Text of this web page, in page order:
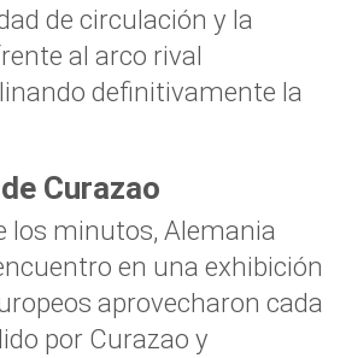
de circulación y la
al arco rival
definitivamente la
Curazao
los minutos, Alemania
en una exhibición
aprovecharon cada
por Curazao y